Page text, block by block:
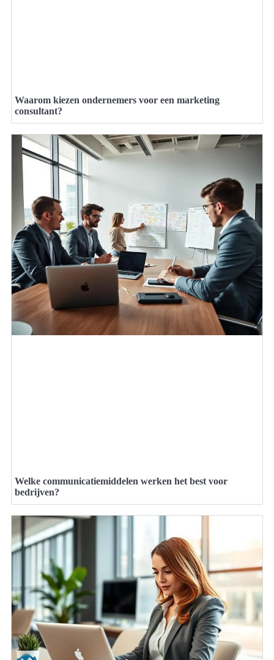
Waarom kiezen ondernemers voor een marketing
consultant?
Welke communicatiemiddelen werken het best voor
bedrijven?